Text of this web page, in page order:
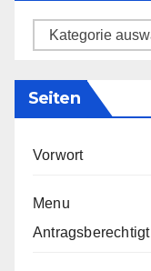
Kategorien
Seiten
Vorwort
Menu
Antragsberechtigt